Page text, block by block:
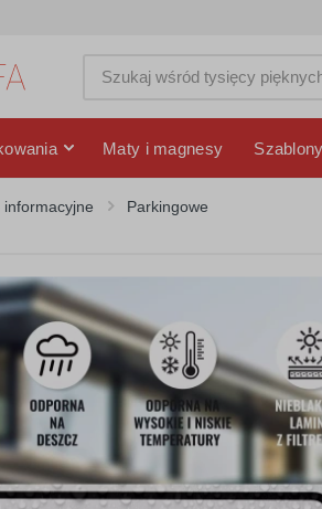
Maty i magnesy Szablony
informacyjne Parkingowe